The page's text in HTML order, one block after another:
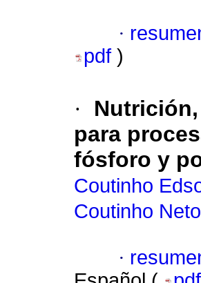
·
pdf )
·
para
fósforo y
Coutinho
Coutinho
·